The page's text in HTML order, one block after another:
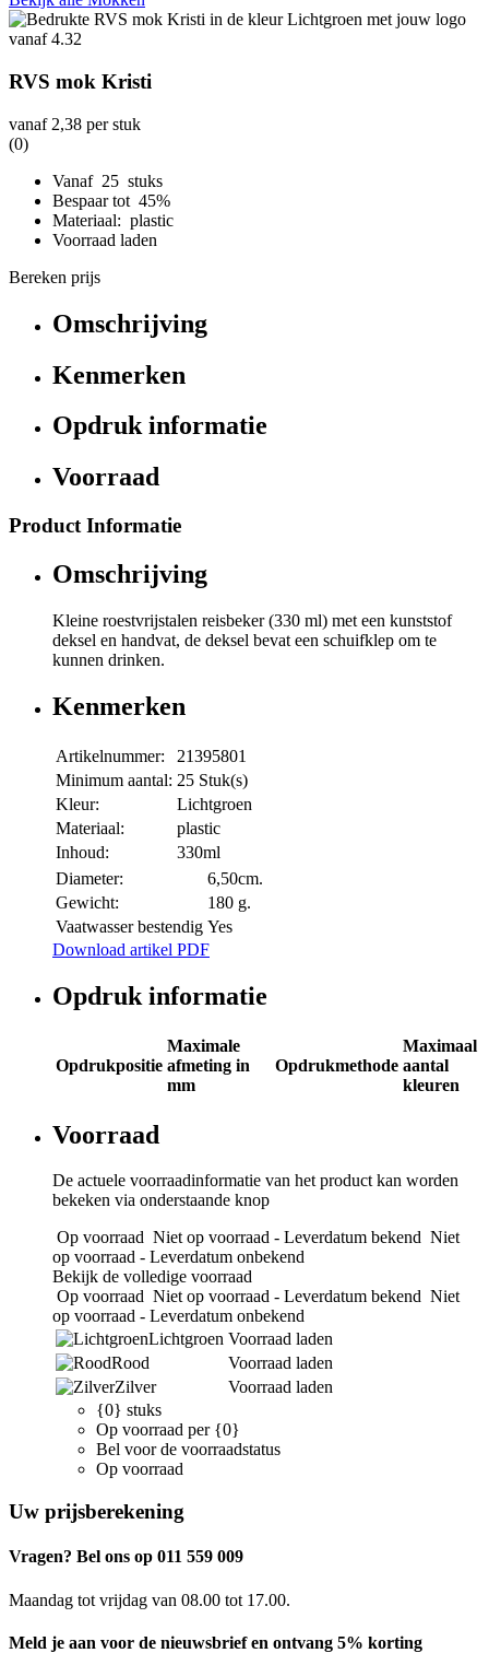
RVS mok Kristi
vanaf 2,38 per stuk
(0)
Vanaf 25 stuks
Bespaar tot 45%
Materiaal: plastic
Voorraad laden
Bereken prijs
Omschrijving
Kenmerken
Opdruk informatie
Voorraad
Product Informatie
Omschrijving
Kleine roestvrijstalen reisbeker (330 ml) met een kunststof
deksel en handvat, de deksel bevat een schuifklep om te
kunnen drinken.
Kenmerken
Artikelnummer:
21395801
Minimum aantal: 25 Stuk(s)
Kleur:
Lichtgroen
Materiaal:
plastic
Inhoud:
330ml
Diameter:
6,50cm.
Gewicht:
180 g.
Vaatwasser bestendig Yes
Download artikel PDF
Opdruk informatie
Opdrukpositie
Maximale
afmeting in
mm
Opdrukmethode
Maximaal
aantal
kleuren
Voorraad
De actuele voorraadinformatie van het product kan worden
bekeken via onderstaande knop
Op voorraad Niet op voorraad - Leverdatum bekend Niet
op voorraad - Leverdatum onbekend
Bekijk de volledige voorraad
Op voorraad Niet op voorraad - Leverdatum bekend Niet
op voorraad - Leverdatum onbekend
Lichtgroen Voorraad laden
Rood
Voorraad laden
Zilver
Voorraad laden
{0} stuks
Op voorraad per {0}
Bel voor de voorraadstatus
Op voorraad
Uw prijsberekening
Vragen? Bel ons op 011 559 009
Maandag tot vrijdag van 08.00 tot 17.00.
Meld je aan voor de nieuwsbrief en ontvang 5% korting